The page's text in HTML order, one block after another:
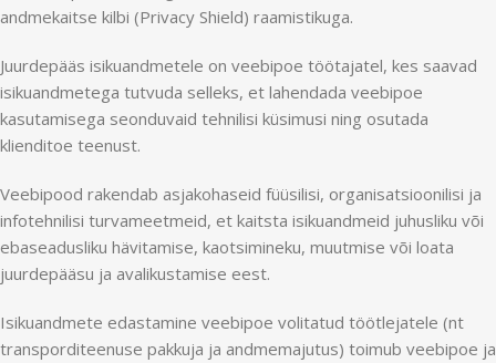
andmekaitse kilbi (Privacy Shield) raamistikuga.
Juurdepääs isikuandmetele on veebipoe töötajatel, kes saavad
isikuandmetega tutvuda selleks, et lahendada veebipoe
kasutamisega seonduvaid tehnilisi küsimusi ning osutada
klienditoe teenust.
Veebipood rakendab asjakohaseid füüsilisi, organisatsioonilisi ja
infotehnilisi turvameetmeid, et kaitsta isikuandmeid juhusliku või
ebaseadusliku hävitamise, kaotsimineku, muutmise või loata
juurdepääsu ja avalikustamise eest.
Isikuandmete edastamine veebipoe volitatud töötlejatele (nt
transporditeenuse pakkuja ja andmemajutus) toimub veebipoe ja